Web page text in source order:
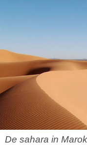
De sahara in